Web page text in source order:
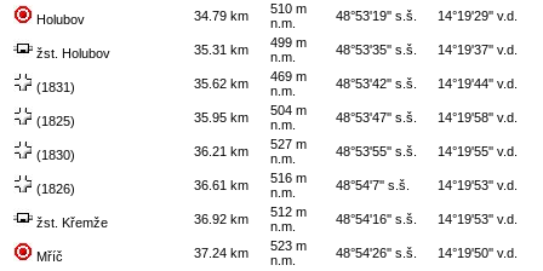
Holubov 34.79 km
510 m
n.m.
48°53'19'' s.š. 14°19'29'' v.d.
žst. Holubov 35.31 km
499 m
n.m.
48°53'35'' s.š. 14°19'37'' v.d.
(1831) 35.62 km
469 m
n.m.
48°53'42'' s.š. 14°19'44'' v.d.
(1825) 35.95 km
504 m
n.m.
48°53'47'' s.š. 14°19'58'' v.d.
(1830) 36.21 km
527 m
n.m.
48°53'55'' s.š. 14°19'55'' v.d.
(1826) 36.61 km
516 m
n.m.
48°54'7'' s.š. 14°19'53'' v.d.
žst. Křemže 36.92 km
512 m
n.m.
48°54'16'' s.š. 14°19'53'' v.d.
Mříč 37.24 km
523 m
n.m.
48°54'26'' s.š. 14°19'50'' v.d.